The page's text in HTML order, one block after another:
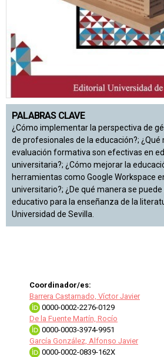
PALABRAS CLAVE
¿Cómo implementar la perspectiva de
de profesionales de la educación?;
evaluación formativa son efectivas en
universitaria?; ¿Cómo mejorar la
herramientas como Google Workspace
universitario?; ¿De qué manera se
educativo para la enseñanza de la
Universidad de Sevilla.
Coordinador/es:
Barrera Castarnado, Víctor Javier
0000-0002-2276-0129
De la Fuente Martín, Rocío
0000-0003-3974-9951
García González, Alfonso Javier
0000-0002-0839-162X